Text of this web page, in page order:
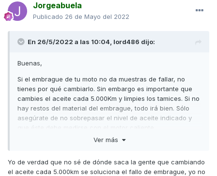
Jorgeabuela
Publicado 26 de Mayo del 2022
En 26/5/2022 a las 10:04, lord486 dijo:
Buenas,
Si el embrague de tu moto no da muestras de fallar, no
tienes por qué cambiarlo. Sin embargo es importante que
cambies el aceite cada 5.000Km y limpies los tamices. Si no
hay restos del material del embrague, todo irá bien. Sólo
asegúrate de no sobrepasar el nivel de aceite indicado y
que éste debe medirse con el motor caliente.
De esta forma prevendrás problemas en el motor causados
discos del embrague se están desgastando, no hace falta
que cambies el embrague entero, que cuesta unos 1.000€.
Ver más
Yo de verdad que no sé de dónde saca la gente que cambiando
el aceite cada 5.000km se soluciona el fallo de embrague, yo no